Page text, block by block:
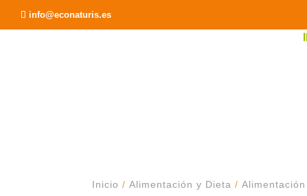
info@econaturis.es
Inicio /Alimentación y Dieta /Alimentación